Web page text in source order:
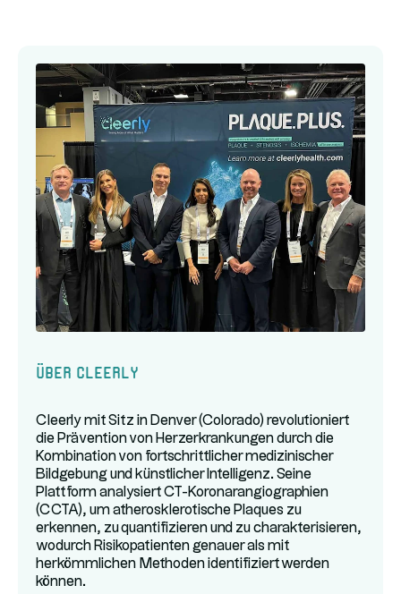
Über Cleerly
Cleerly mit Sitz in Denver (Colorado) revolutioniert
die Prävention von Herzerkrankungen durch die
Kombination von fortschrittlicher medizinischer
Bildgebung und künstlicher Intelligenz. Seine
Plattform analysiert CT-Koronarangiographien
(CCTA), um atherosklerotische Plaques zu
erkennen, zu quantifizieren und zu charakterisieren,
wodurch Risikopatienten genauer als mit
herkömmlichen Methoden identifiziert werden
können.